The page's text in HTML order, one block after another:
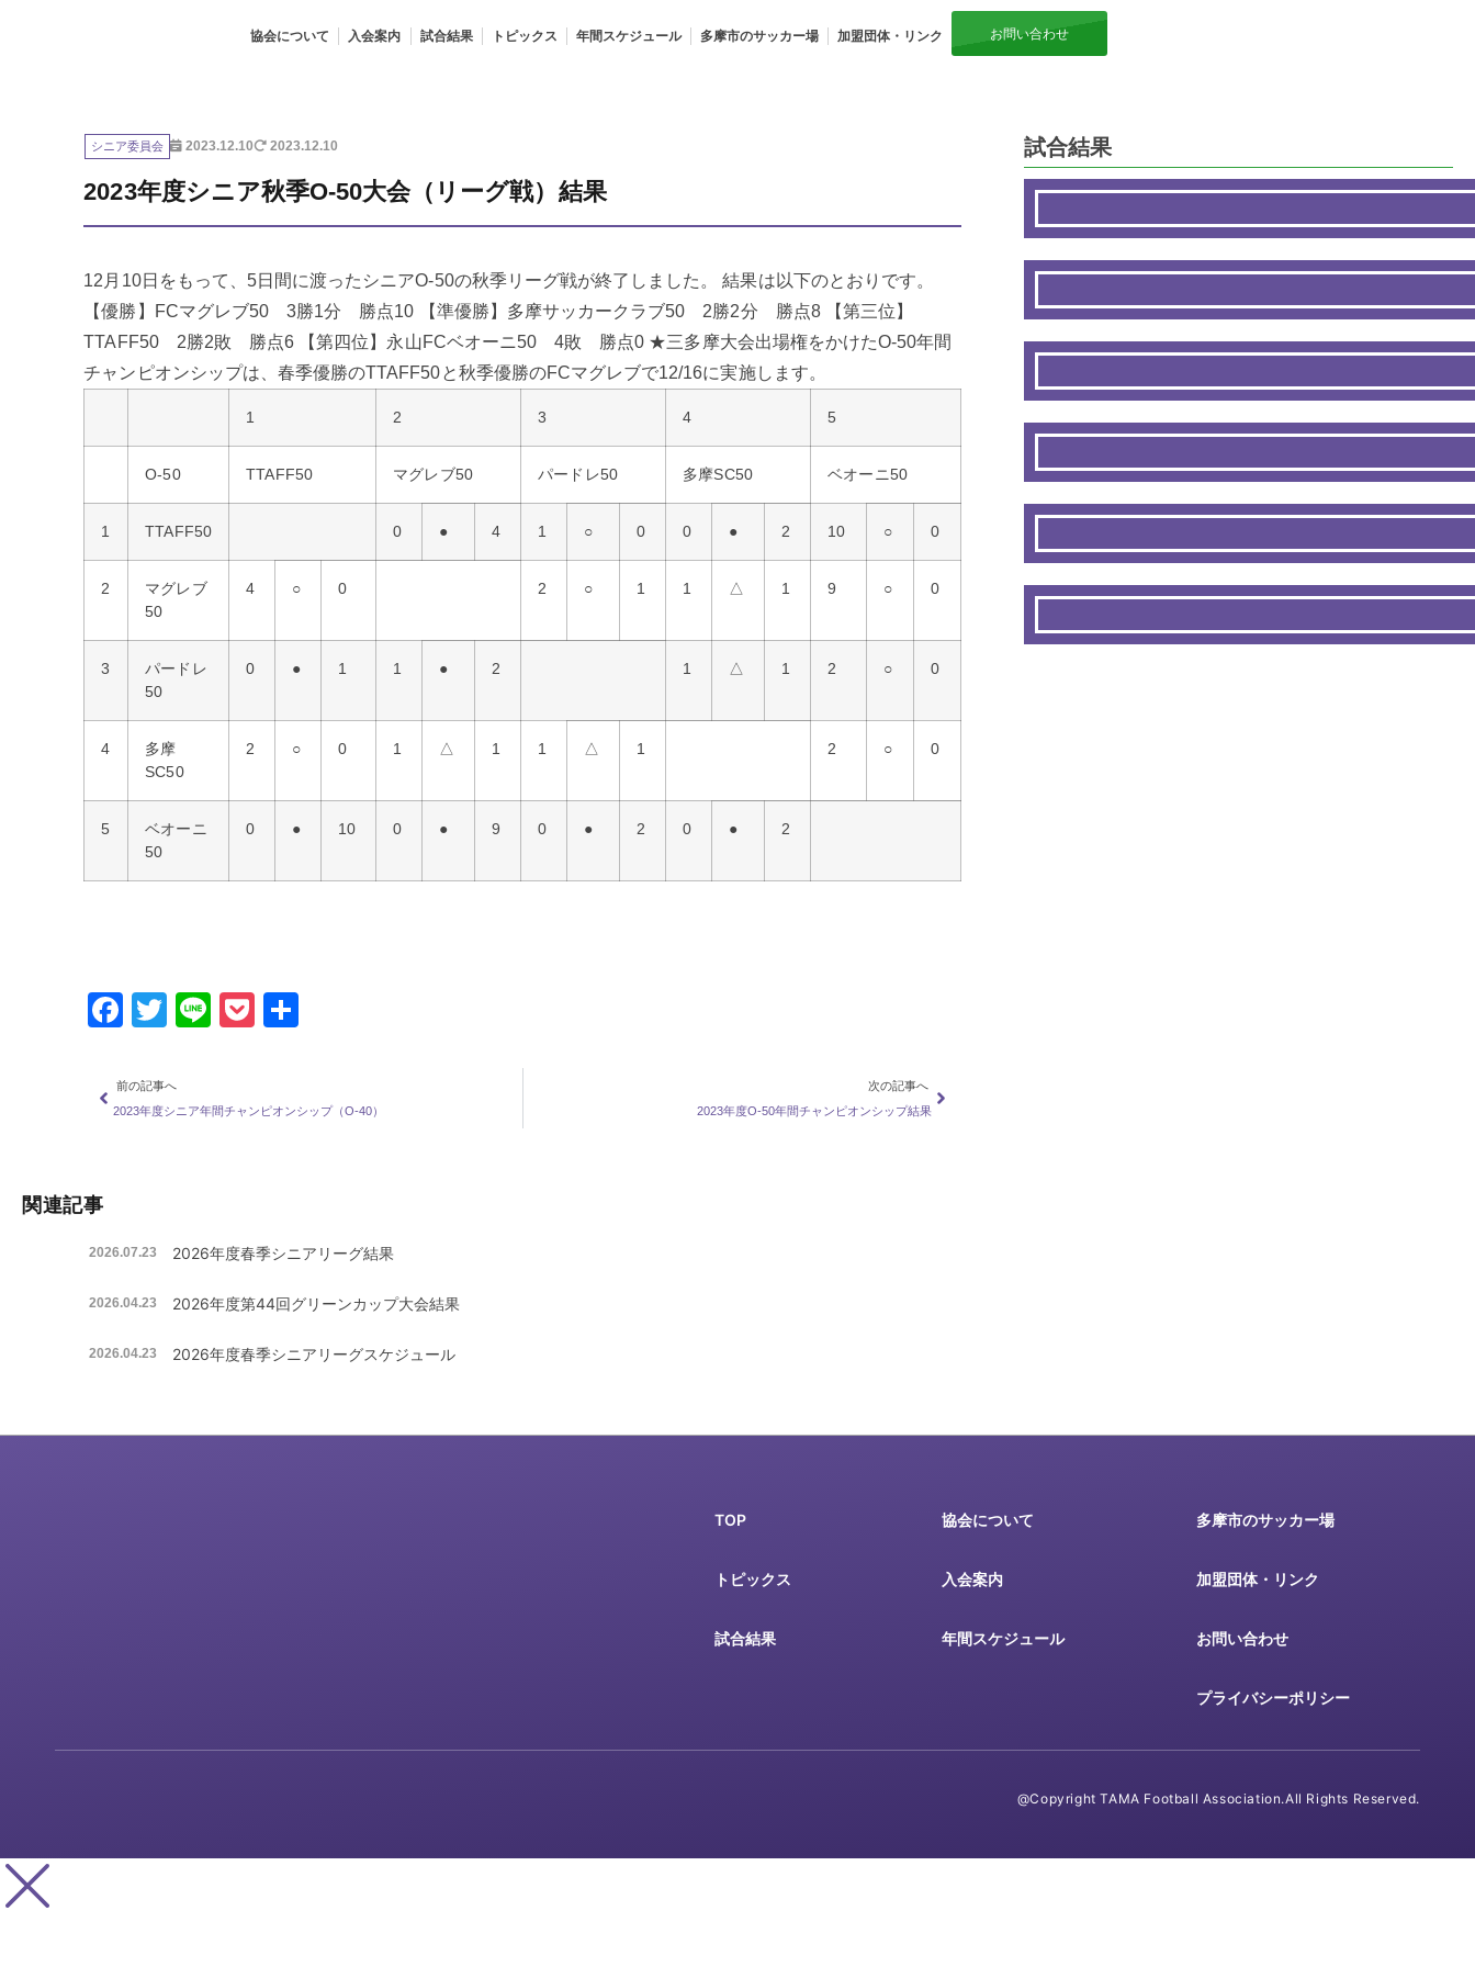
協会について 入会案内 試合結果 トピックス 年間スケジュール 多摩市のサッカー場 加盟団体・リンク お問い合わせ
シニア委員会 2023.12.10 2023.12.10
2023年度シニア秋季O-50大会（リーグ戦）結果
12月10日をもって、5日間に渡ったシニアO-50の秋季リーグ戦が終了しました。 結果は以下のとおりです。
【優勝】FCマグレブ50 3勝1分 勝点10 【準優勝】多摩サッカークラブ50 2勝2分 勝点8 【第三位】
TTAFF50 2勝2敗 勝点6 【第四位】永山FCベオーニ50 4敗 勝点0 ★三多摩大会出場権をかけたO-50年間
チャンピオンシップは、春季優勝のTTAFF50と秋季優勝のFCマグレブで12/16に実施します。
1 2 3 4 5
O-50 TTAFF50 マグレブ50 パードレ50 多摩SC50 ベオーニ50
1 TTAFF50 0 ● 4 1 ○ 0 0 ● 2 10 ○ 0
2
マグレブ
50
4 ○ 0 2 ○ 1 1 △ 1 9 ○ 0
3
パードレ
50
0 ● 1 1 ● 2 1 △ 1 2 ○ 0
4
多摩
SC50
2 ○ 0 1 △ 1 1 △ 1 2 ○ 0
5
ベオーニ
50
0 ● 10 0 ● 9 0 ● 2 0 ● 2
Facebook
Twitter
LinePocket
前の記事へ
2023年度シニア年間チャンピオンシップ（O-40）
次の記事へ
2023年度O-50年間チャンピオンシップ結果
関連記事
2026年度春季シニアリーグ結果
2026.07.23
2026年度第44回グリーンカップ大会結果
2026.04.23
2026年度春季シニアリーグスケジュール
2026.04.23
試合結果
TOP
トピックス
試合結果
協会について
入会案内
年間スケジュール
多摩市のサッカー場
加盟団体・リンク
お問い合わせ
プライバシーポリシー
@Copyright TAMA Football Association.All Rights Reserved.